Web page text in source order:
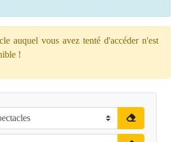
auquel vous avez tenté d'accéder n'est
!